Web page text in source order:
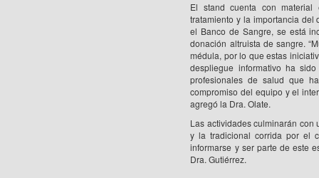
El stand cuenta con material
tratamiento y la importancia del
el Banco de Sangre, se está
donación altruista de sangre.
médula, por lo que estas
despliegue informativo ha
profesionales de salud que
compromiso del equipo y el
agregó la Dra. Olate.
Las actividades culminarán con
y la tradicional corrida por el
informarse y ser parte de este
Dra. Gutiérrez.